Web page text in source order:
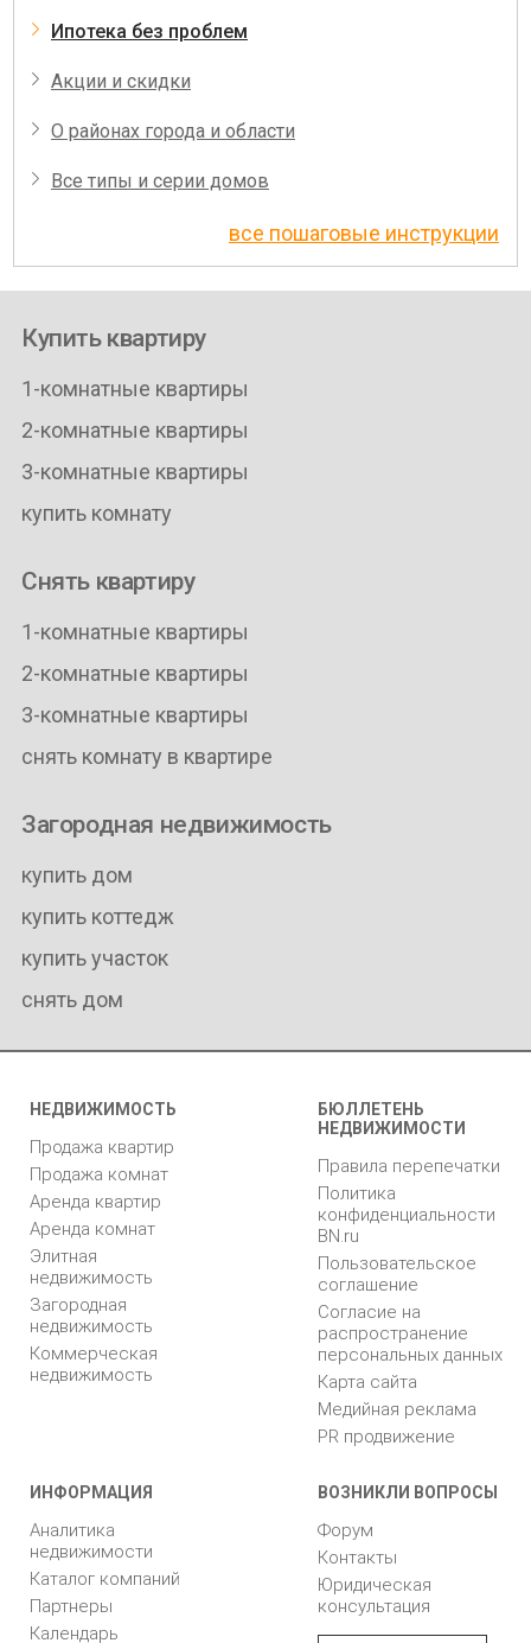
Ипотека без проблем
Акции и скидки
О районах города и области
Все типы и серии домов
все пошаговые инструкции
Купить квартиру
1-комнатные квартиры
2-комнатные квартиры
3-комнатные квартиры
купить комнату
Снять квартиру
1-комнатные квартиры
2-комнатные квартиры
3-комнатные квартиры
снять комнату в квартире
Загородная недвижимость
купить дом
купить коттедж
купить участок
снять дом
НЕДВИЖИМОСТЬ
Продажа квартир
Продажа комнат
Аренда квартир
Аренда комнат
Элитная
недвижимость
Загородная
недвижимость
Коммерческая
недвижимость
БЮЛЛЕТЕНЬ
НЕДВИЖИМОСТИ
Правила перепечатки
Политика
конфиденциальности
BN.ru
Пользовательское
соглашение
Согласие на
распространение
персональных данных
Карта сайта
Медийная реклама
PR продвижение
ИНФОРМАЦИЯ
Аналитика
недвижимости
Каталог компаний
Партнеры
Календарь
ВОЗНИКЛИ ВОПРОСЫ
Форум
Контакты
Юридическая
консультация